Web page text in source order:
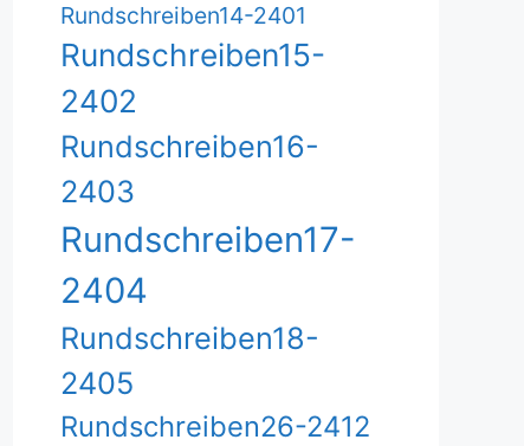
Rundschreiben14-2401
Rundschreiben15-
2402
Rundschreiben16-
2403
Rundschreiben17-
2404
Rundschreiben18-
2405
Rundschreiben26-2412